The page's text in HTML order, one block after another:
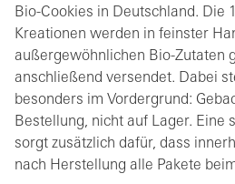
Bio-Cookies in Deutschland. Die
Kreationen werden in feinster
außergewöhnlichen Bio-Zutaten
anschließend versendet. Dabei
besonders im Vordergrund:
Bestellung, nicht auf Lager. Eine
sorgt zusätzlich dafür, dass
nach Herstellung alle Pakete